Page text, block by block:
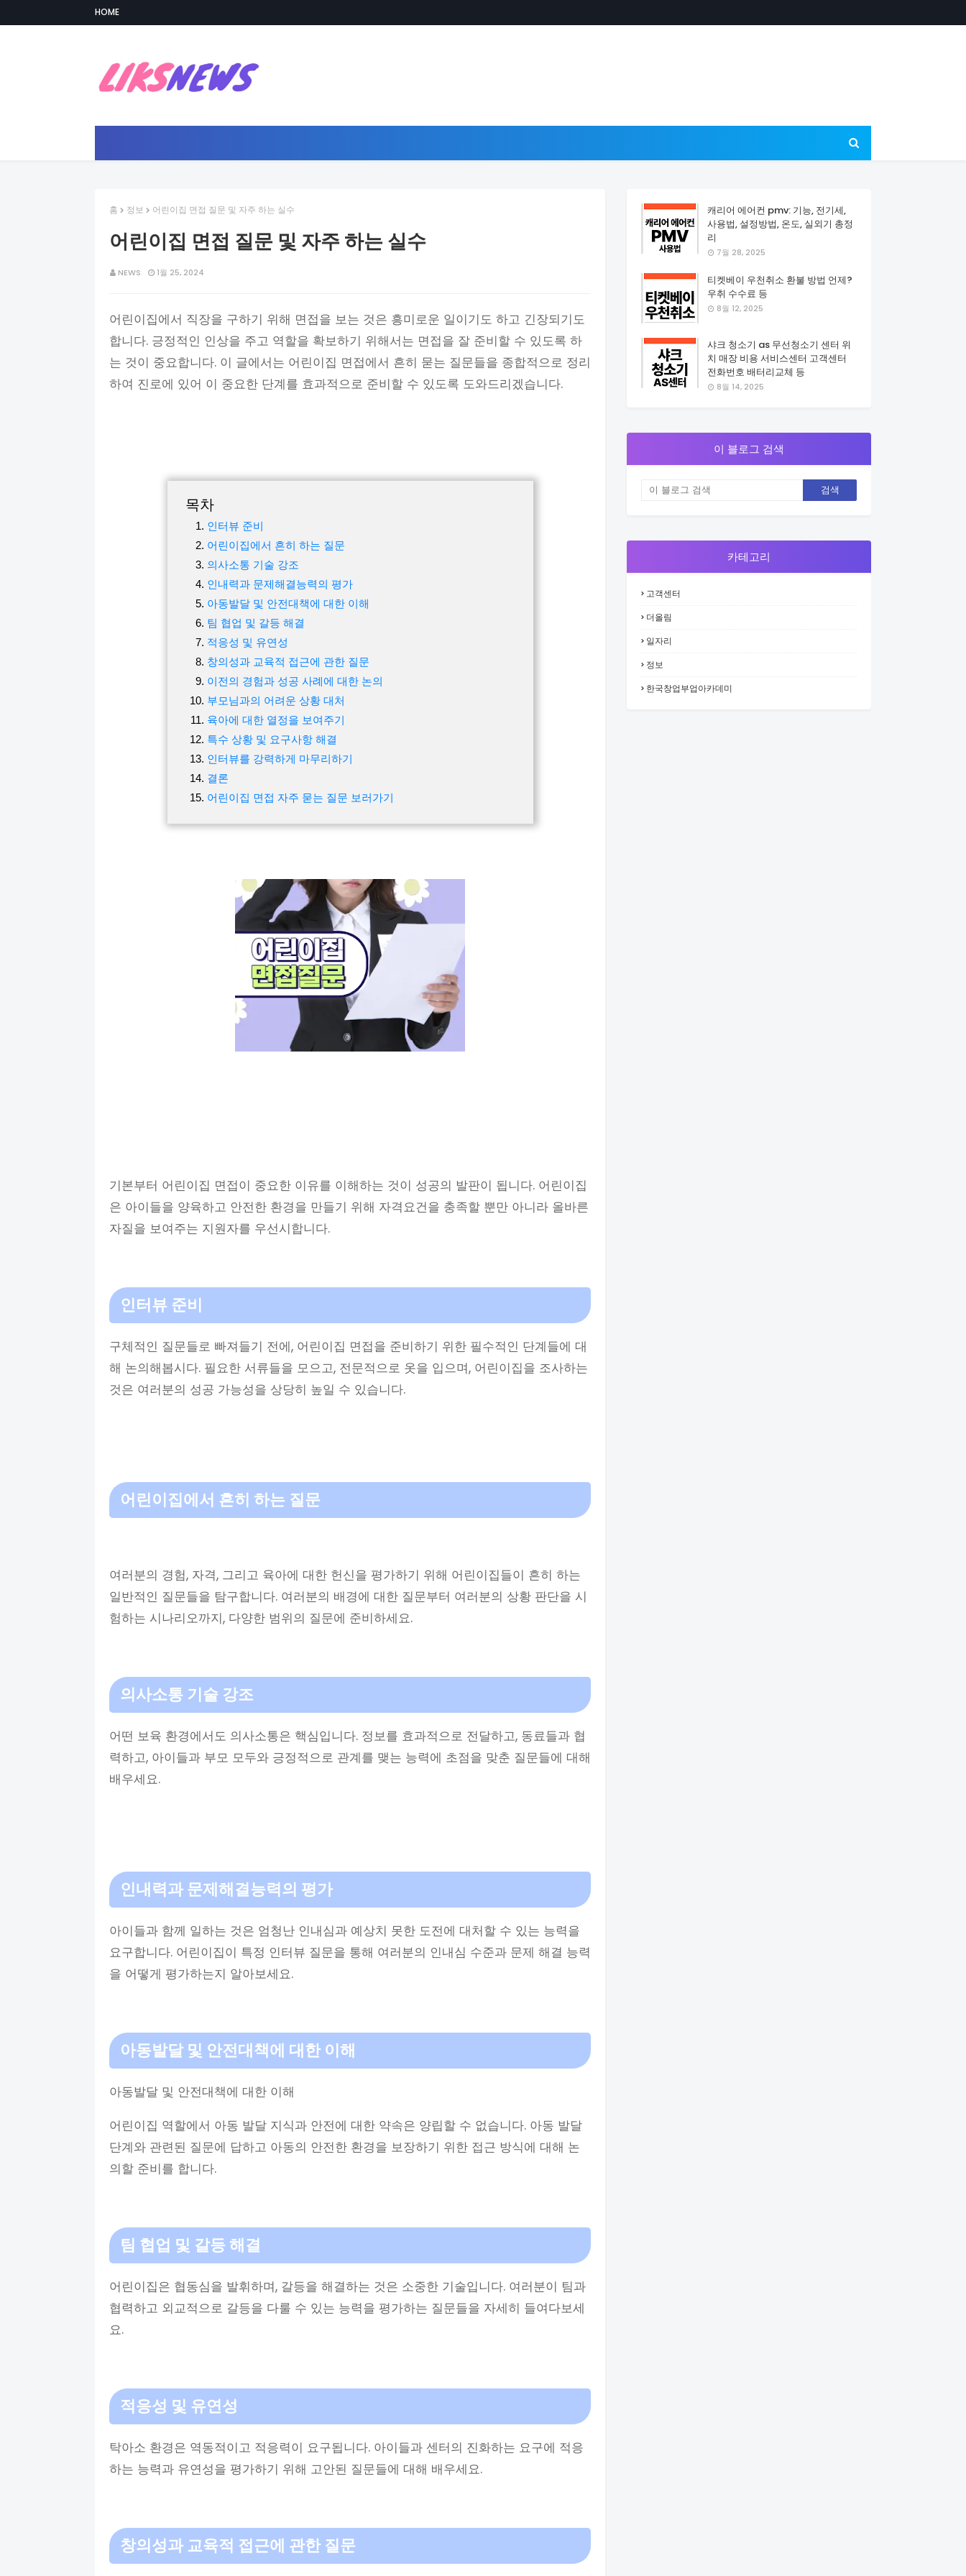
HOME
홈 정보 어린이집 면접 질문 및 자주 하는 실수
어린이집 면접 질문 및 자주 하는 실수
NEWS 1월 25, 2024
어린이집에서 직장을 구하기 위해 면접을 보는 것은 흥미로운 일이기도 하고 긴장되기도
합니다. 긍정적인 인상을 주고 역할을 확보하기 위해서는 면접을 잘 준비할 수 있도록 하
는 것이 중요합니다. 이 글에서는 어린이집 면접에서 흔히 묻는 질문들을 종합적으로 정리
하여 진로에 있어 이 중요한 단계를 효과적으로 준비할 수 있도록 도와드리겠습니다.
목차
인터뷰 준비
어린이집에서 흔히 하는 질문
의사소통 기술 강조
인내력과 문제해결능력의 평가
아동발달 및 안전대책에 대한 이해
팀 협업 및 갈등 해결
적응성 및 유연성
창의성과 교육적 접근에 관한 질문
이전의 경험과 성공 사례에 대한 논의
부모님과의 어려운 상황 대처
육아에 대한 열정을 보여주기
특수 상황 및 요구사항 해결
인터뷰를 강력하게 마무리하기
결론
어린이집 면접 자주 묻는 질문 보러가기
기본부터 어린이집 면접이 중요한 이유를 이해하는 것이 성공의 발판이 됩니다. 어린이집
은 아이들을 양육하고 안전한 환경을 만들기 위해 자격요건을 충족할 뿐만 아니라 올바른
자질을 보여주는 지원자를 우선시합니다.
인터뷰 준비
구체적인 질문들로 빠져들기 전에, 어린이집 면접을 준비하기 위한 필수적인 단계들에 대
해 논의해봅시다. 필요한 서류들을 모으고, 전문적으로 옷을 입으며, 어린이집을 조사하는
것은 여러분의 성공 가능성을 상당히 높일 수 있습니다.
어린이집에서 흔히 하는 질문
여러분의 경험, 자격, 그리고 육아에 대한 헌신을 평가하기 위해 어린이집들이 흔히 하는
일반적인 질문들을 탐구합니다. 여러분의 배경에 대한 질문부터 여러분의 상황 판단을 시
험하는 시나리오까지, 다양한 범위의 질문에 준비하세요.
의사소통 기술 강조
어떤 보육 환경에서도 의사소통은 핵심입니다. 정보를 효과적으로 전달하고, 동료들과 협
력하고, 아이들과 부모 모두와 긍정적으로 관계를 맺는 능력에 초점을 맞춘 질문들에 대해
배우세요.
인내력과 문제해결능력의 평가
아이들과 함께 일하는 것은 엄청난 인내심과 예상치 못한 도전에 대처할 수 있는 능력을
요구합니다. 어린이집이 특정 인터뷰 질문을 통해 여러분의 인내심 수준과 문제 해결 능력
을 어떻게 평가하는지 알아보세요.
아동발달 및 안전대책에 대한 이해
아동발달 및 안전대책에 대한 이해
어린이집 역할에서 아동 발달 지식과 안전에 대한 약속은 양립할 수 없습니다. 아동 발달
단계와 관련된 질문에 답하고 아동의 안전한 환경을 보장하기 위한 접근 방식에 대해 논
의할 준비를 합니다.
팀 협업 및 갈등 해결
어린이집은 협동심을 발휘하며, 갈등을 해결하는 것은 소중한 기술입니다. 여러분이 팀과
협력하고 외교적으로 갈등을 다룰 수 있는 능력을 평가하는 질문들을 자세히 들여다보세
요.
적응성 및 유연성
탁아소 환경은 역동적이고 적응력이 요구됩니다. 아이들과 센터의 진화하는 요구에 적응
하는 능력과 유연성을 평가하기 위해 고안된 질문들에 대해 배우세요.
창의성과 교육적 접근에 관한 질문
캐리어 에어컨 pmv: 기능, 전기세,
사용법, 설정방법, 온도, 실외기 총정
리
7월 28, 2025
티켓베이 우천취소 환불 방법 언제?
우취 수수료 등
8월 12, 2025
샤크 청소기 as 무선청소기 센터 위
치 매장 비용 서비스센터 고객센터
전화번호 배터리교체 등
8월 14, 2025
이 블로그 검색
카테고리
고객센터
더올림
일자리
정보
한국창업부업아카데미